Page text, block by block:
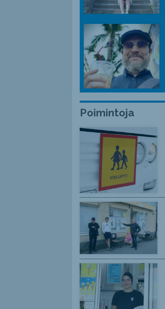
Poimintoja